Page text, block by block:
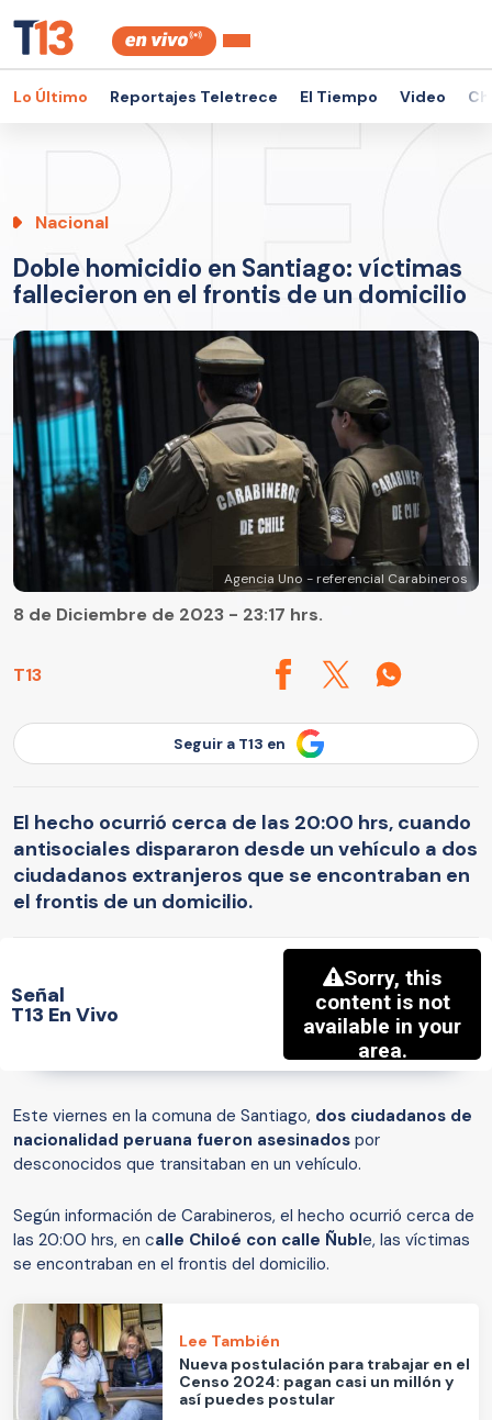
Lo Último Reportajes Teletrece El Tiempo Video
Nacional
Doble homicidio en Santiago: víctimas
fallecieron en el frontis de un domicilio
Agencia Uno - referencial Carabineros
T13
8 de Diciembre de 2023 - 23:17 hrs.
Seguir a T13 en
El hecho ocurrió cerca de las 20:00 hrs, cuando
antisociales dispararon desde un vehículo a dos
ciudadanos extranjeros que se encontraban en
el frontis de un domicilio.
Señal
T13 En Vivo
Este viernes en la comuna de Santiago, dos ciudadanos de
nacionalidad peruana fueron asesinados por
desconocidos que transitaban en un vehículo.
Según información de Carabineros, el hecho ocurrió cerca de
las 20:00 hrs, en calle Chiloé con calle Ñuble, las víctimas
se encontraban en el frontis del domicilio.
Lee También
Nueva postulación para trabajar en el
Censo 2024: pagan casi un millón y
así puedes postular